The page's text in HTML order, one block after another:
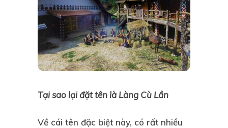
Tại sao lại đặt tên là Làng Cù Lần
Về cái tên đặc biệt này, có rất nhiều